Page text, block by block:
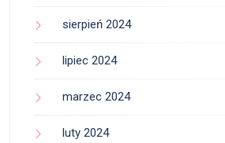
sierpień 2024
lipiec 2024
marzec 2024
luty 2024